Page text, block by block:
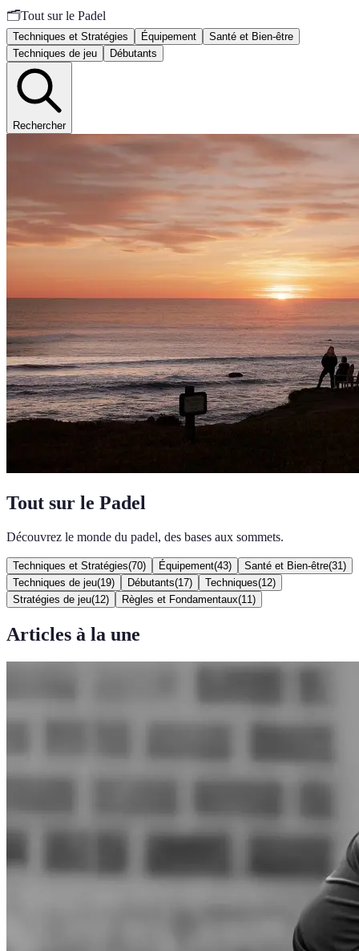
🗂️Tout sur le Padel
Techniques et Stratégies Équipement
Santé et Bien-être
Techniques de jeu
Débutants
Rechercher
Tout sur le Padel
Découvrez le monde du padel, des bases aux sommets.
Techniques et Stratégies(70) Équipement(43) Santé et Bien-être(31 )
Techniques de jeu(19) Débutants(17) Techniques(12)
Stratégies de jeu(12) Règles et Fondamentaux(11 )
Articles à la une